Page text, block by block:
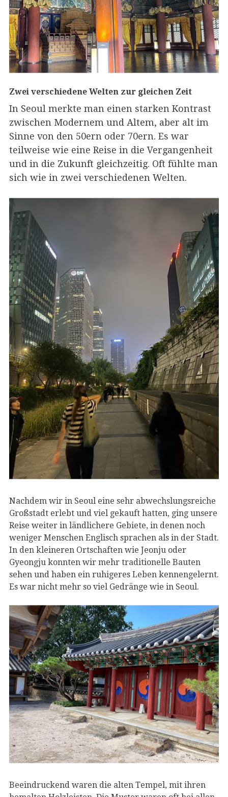
Zwei verschiedene Welten zur gleichen Zeit
In Seoul merkte man einen starken Kontrast
zwischen Modernem und Altem, aber alt im
Sinne von den 50ern oder 70ern. Es war
teilweise wie eine Reise in die Vergangenheit
und in die Zukunft gleichzeitig. Oft fühlte man
sich wie in zwei verschiedenen Welten.
Nachdem wir in Seoul eine sehr abwechslungsreiche
Großstadt erlebt und viel gekauft hatten, ging unsere
Reise weiter in ländlichere Gebiete, in denen noch
weniger Menschen Englisch sprachen als in der Stadt.
In den kleineren Ortschaften wie Jeonju oder
Gyeongju konnten wir mehr traditionelle Bauten
sehen und haben ein ruhigeres Leben kennengelernt.
Es war nicht mehr so viel Gedränge wie in Seoul.
Beeindruckend waren die alten Tempel, mit ihren